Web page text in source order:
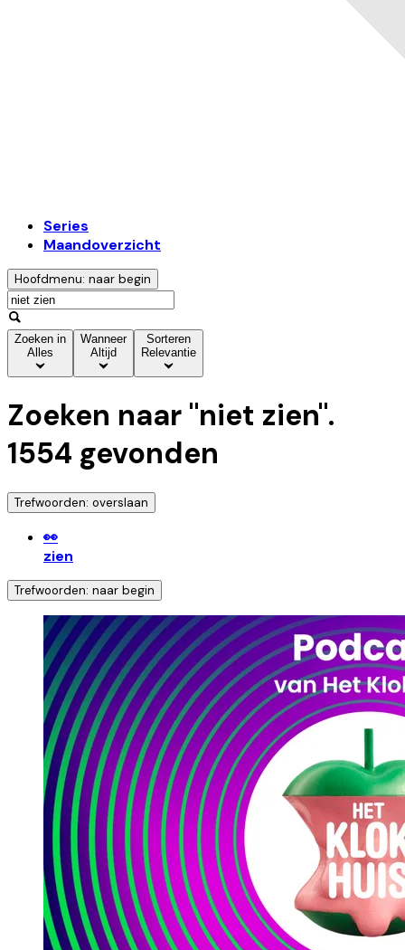
Series
Maandoverzicht
Hoofdmenu: naar begin
Zoeken in
Alles
Wanneer
Altijd
Sorteren
Relevantie
Zoeken naar "niet zien".
1554 gevonden
Trefwoorden: overslaan
👀
zien
Trefwoorden: naar begin